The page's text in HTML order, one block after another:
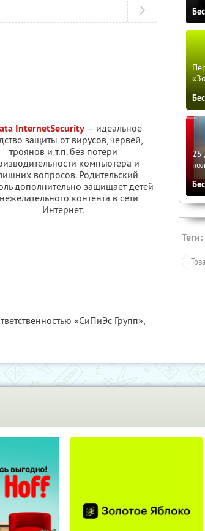
InternetSecurity— идеальное
защиты от вирусов, червей,
троянов и т.п. без потери
компьютера и
вопросов. Родительский
дополнительно защищает детей
контента в сети
Интернет.
«СиПиЭс Групп»,
25
Теги: